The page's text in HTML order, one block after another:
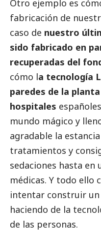
Otro ejemplo es
fabricación de
caso de nuestro
sido fabricado en
recuperadas del
cómo la tecnología
paredes de la
hospitales
mundo mágico y
agradable la
tratamientos y
sedaciones hasta en
médicas. Y todo ello
intentar construir
haciendo de la
de las personas.